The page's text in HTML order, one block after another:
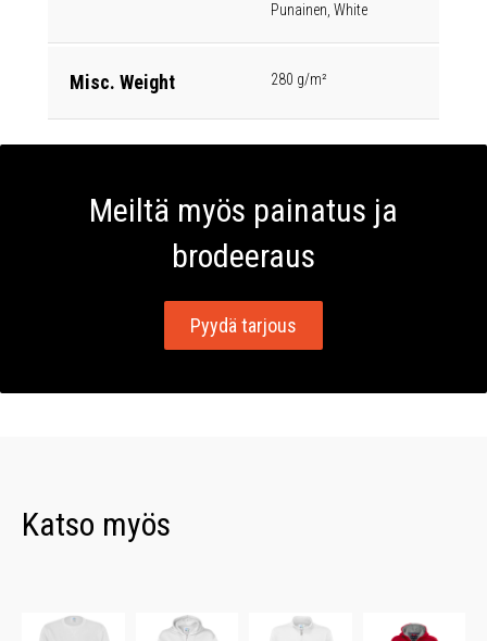
Punainen, White
Misc. Weight 280 g/m²
Meiltä myös painatus ja
brodeeraus
Pyydä tarjous
Katso myös